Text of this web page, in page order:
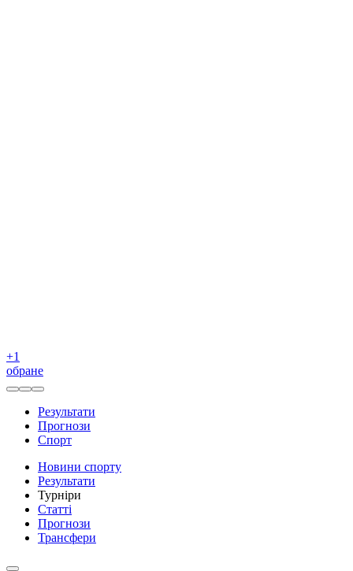
+1
обране
Результати
Прогнози
Спорт
Новини спорту
Результати
Турніри
Статті
Прогнози
Трансфери